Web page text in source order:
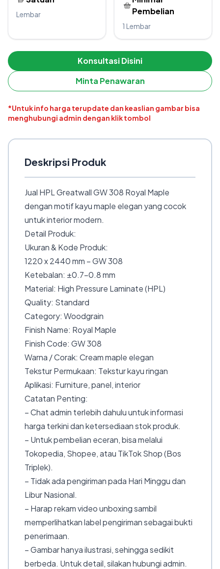
Lembar
Pembelian
1 Lembar
Konsultasi Disini
Minta Penawaran
*Untuk info harga terupdate dan keaslian gambar bisa
menghubungi admin dengan klik tombol
Deskripsi Produk
Jual HPL Greatwall GW 308 Royal Maple
dengan motif kayu maple elegan yang cocok
untuk interior modern.
Detail Produk:
Ukuran & Kode Produk:
1220 x 2440 mm – GW 308
Ketebalan: ±0.7–0.8 mm
Material: High Pressure Laminate (HPL)
Quality: Standard
Category: Woodgrain
Finish Name: Royal Maple
Finish Code: GW 308
Warna / Corak: Cream maple elegan
Tekstur Permukaan: Tekstur kayu ringan
Aplikasi: Furniture, panel, interior
Catatan Penting:
– Chat admin terlebih dahulu untuk informasi
harga terkini dan ketersediaan stok produk.
– Untuk pembelian eceran, bisa melalui
Tokopedia, Shopee, atau TikTok Shop (Bos
Triplek).
– Tidak ada pengiriman pada Hari Minggu dan
Libur Nasional.
– Harap rekam video unboxing sambil
memperlihatkan label pengiriman sebagai bukti
penerimaan.
– Gambar hanya ilustrasi, sehingga sedikit
berbeda. Untuk detail, silakan hubungi admin.